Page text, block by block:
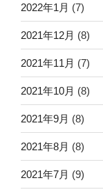
2022年1月 (7)
2021年12月 (8)
2021年11月 (7)
2021年10月 (8)
2021年9月 (8)
2021年8月 (8)
2021年7月 (9)